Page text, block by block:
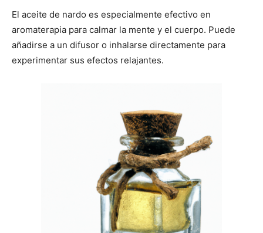
El aceite de nardo es especialmente efectivo en
aromaterapia para calmar la mente y el cuerpo. Puede
añadirse a un difusor o inhalarse directamente para
experimentar sus efectos relajantes.